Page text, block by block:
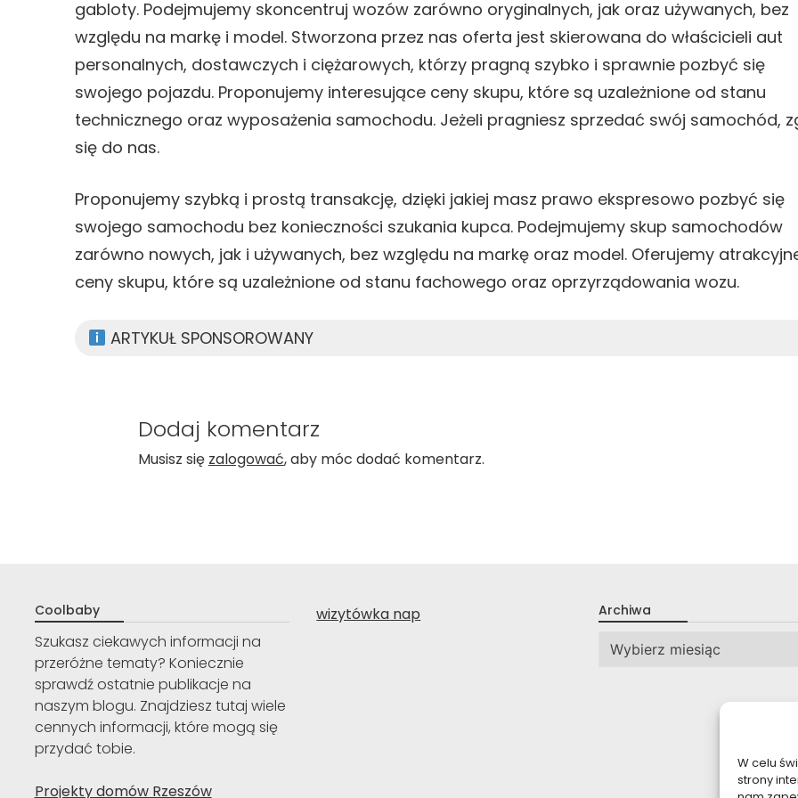
W celu
strony
gabloty. Podejmujemy skoncentruj wozów zarówno oryginalnych, jak oraz używanych, bez
względu na markę i model. Stworzona przez nas oferta jest skierowana do właścicieli aut
personalnych, dostawczych i ciężarowych, którzy pragną szybko i sprawnie pozbyć się
swojego pojazdu. Proponujemy interesujące ceny skupu, które są uzależnione od stanu
technicznego oraz wyposażenia samochodu. Jeżeli pragniesz sprzedać swój samochód,
się do nas.
Proponujemy szybką i prostą transakcję, dzięki jakiej masz prawo ekspresowo pozbyć się
swojego samochodu bez konieczności szukania kupca. Podejmujemy skup samochodów
zarówno nowych, jak i używanych, bez względu na markę oraz model. Oferujemy
ceny skupu, które są uzależnione od stanu fachowego oraz oprzyrządowania wozu.
ARTYKUŁ SPONSOROWANY
Dodaj komentarz
Musisz się zalogować, aby móc dodać komentarz.
Coolbaby
Szukasz ciekawych informacji na
przeróżne tematy? Koniecznie
sprawdź ostatnie publikacje na
naszym blogu. Znajdziesz tutaj wiele
cennych informacji, które mogą się
przydać tobie.
Projekty domów Rzeszów
wizytówka nap Archiwa
Archiwa